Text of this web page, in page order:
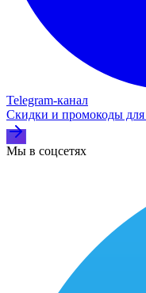
Telegram‑канал
Скидки и промокоды для
Мы в соцсетях